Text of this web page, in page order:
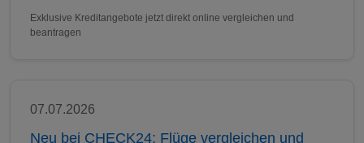
Exklusive Kreditangebote jetzt direkt online vergleichen und
beantragen
07.07.2026
Neu bei CHECK24: Flüge vergleichen und